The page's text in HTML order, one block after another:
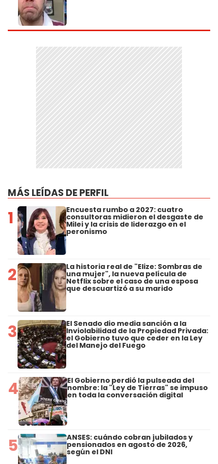
MÁS LEÍDAS DE PERFIL
1 Encuesta rumbo a 2027: cuatro
consultoras midieron el desgaste de
Milei y la crisis de liderazgo en el
peronismo
2 La historia real de "Elize: Sombras de
una mujer", la nueva película de
Netflix sobre el caso de una esposa
que descuartizó a su marido
3 El Senado dio media sanción a la
Inviolabilidad de la Propiedad Privada:
el Gobierno tuvo que ceder en la Ley
del Manejo del Fuego
4 El Gobierno perdió la pulseada del
nombre: la "Ley de Tierras" se impuso
en toda la conversación digital
5 ANSES: cuándo cobran jubilados y
pensionados en agosto de 2026,
según el DNI